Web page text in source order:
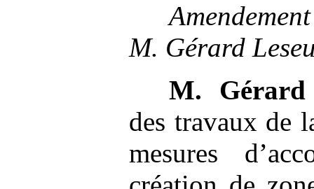
M. Gérard
M.
des travaux de
mesures